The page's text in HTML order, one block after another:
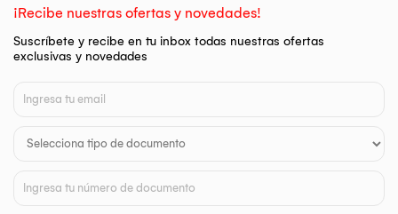
¡Recibe nuestras ofertas y novedades!
Suscríbete y recibe en tu inbox todas nuestras ofertas
exclusivas y novedades